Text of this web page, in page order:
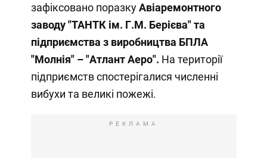
зафіксовано поразкуАвіаремонтного
заводу "ТАНТК ім. Г.М. Берієва" та
підприємства з виробництва БПЛА
"Молнія" – "Атлант Аеро". На території
підприємств спостерігалися численні
вибухи та великі пожежі.
РЕКЛАМА